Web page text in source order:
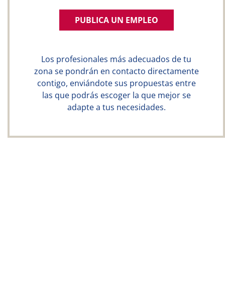
PUBLICA UN EMPLEO
Los profesionales más adecuados de tu
zona se pondrán en contacto directamente
contigo, enviándote sus propuestas entre
las que podrás escoger la que mejor se
adapte a tus necesidades.